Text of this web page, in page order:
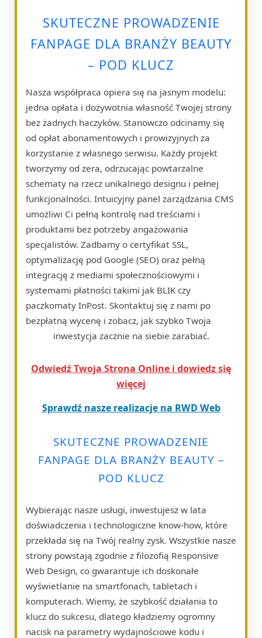
SKUTECZNE PROWADZENIE
FANPAGE DLA BRANŻY BEAUTY
– POD KLUCZ
Nasza współpraca opiera się na jasnym modelu:
jedna opłata i dożywotnia własność Twojej strony
bez żadnych haczyków. Stanowczo odcinamy się
od opłat abonamentowych i prowizyjnych za
korzystanie z własnego serwisu. Każdy projekt
tworzymy od zera, odrzucając powtarzalne
schematy na rzecz unikalnego designu i pełnej
funkcjonalności. Intuicyjny panel zarządzania CMS
umożliwi Ci pełną kontrolę nad treściami i
produktami bez potrzeby angażowania
specjalistów. Zadbamy o certyfikat SSL,
optymalizację pod Google (SEO) oraz pełną
integrację z mediami społecznościowymi i
systemami płatności takimi jak BLIK czy
paczkomaty InPost. Skontaktuj się z nami po
bezpłatną wycenę i zobacz, jak szybko Twoja
inwestycja zacznie na siebie zarabiać.
Odwiedź Twoja Strona Online i dowiedz się
więcej
Sprawdź nasze realizacje na RWD Web
SKUTECZNE PROWADZENIE
FANPAGE DLA BRANŻY BEAUTY –
POD KLUCZ
Wybierając nasze usługi, inwestujesz w lata
doświadczenia i technologiczne know-how, które
przekłada się na Twój realny zysk. Wszystkie nasze
strony powstają zgodnie z filozofią Responsive
Web Design, co gwarantuje ich doskonałe
wyświetlanie na smartfonach, tabletach i
komputerach. Wiemy, że szybkość działania to
klucz do sukcesu, dlatego kładziemy ogromny
nacisk na parametry wydajnościowe kodu i